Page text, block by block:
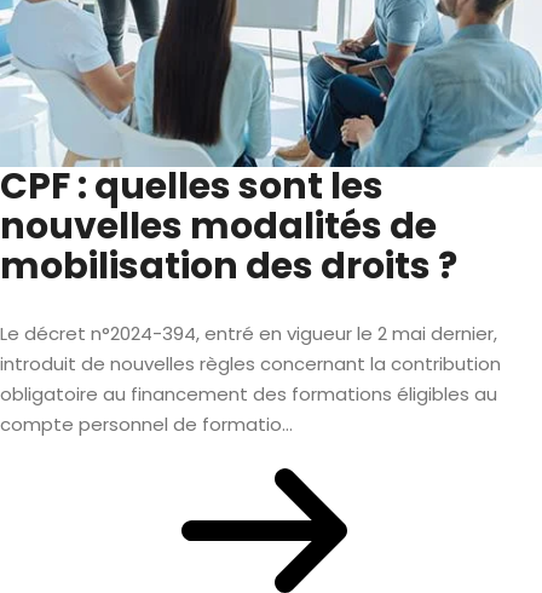
CPF : quelles sont les
nouvelles modalités de
mobilisation des droits ?
Le décret n°2024-394, entré en vigueur le 2 mai dernier,
introduit de nouvelles règles concernant la contribution
obligatoire au financement des formations éligibles au
compte personnel de formatio...